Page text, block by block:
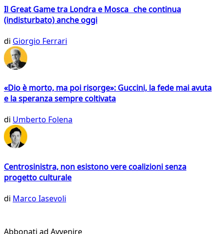
Il Great Game tra Londra e Mosca che continua
(indisturbato) anche oggi
di Giorgio Ferrari
«Dio è morto, ma poi risorge»: Guccini, la fede mai avuta
e la speranza sempre coltivata
di Umberto Folena
Centrosinistra, non esistono vere coalizioni senza
progetto culturale
di Marco Iasevoli
Abbonati ad Avvenire